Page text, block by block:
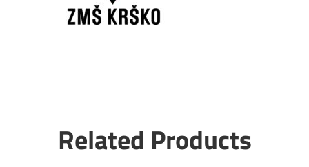
Related Products